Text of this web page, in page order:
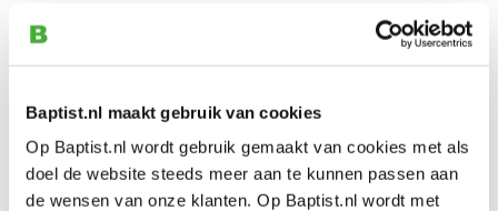
Baptist.nl maakt gebruik van cookies
Op Baptist.nl wordt gebruik gemaakt van cookies met als
doel de website steeds meer aan te kunnen passen aan
de wensen van onze klanten. Op Baptist.nl wordt met
Festool energie-set SYS 18v 4 x 5,0 / TCL
6 duo
€ 669,00 incl. VAT
€ 552,89 excl. VAT
In stock